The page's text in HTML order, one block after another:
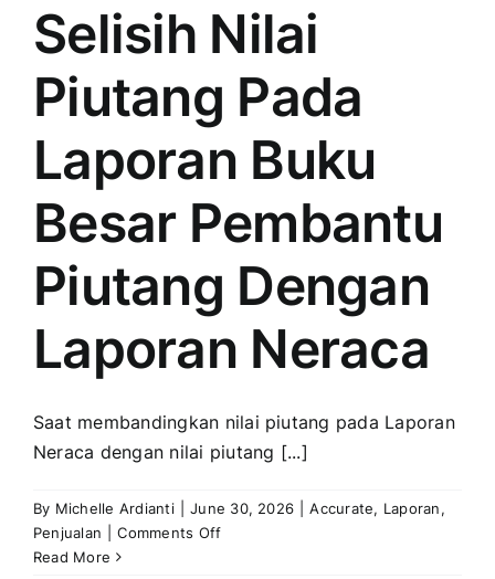
“Tidak
Lewat”
Jatuh
Tempo
Penjualan
Pada
Daftar
Penjualan
Selisih Nilai
Piutang Pada
Laporan Buku
Besar Pembantu
Piutang Dengan
Laporan Neraca
Saat membandingkan nilai piutang pada Laporan
Neraca dengan nilai piutang [...]
By Michelle Ardianti June 30, 2026 Accurate, Laporan,
Penjualan
Comments Offon
Read More